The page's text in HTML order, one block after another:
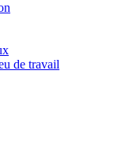
de travail